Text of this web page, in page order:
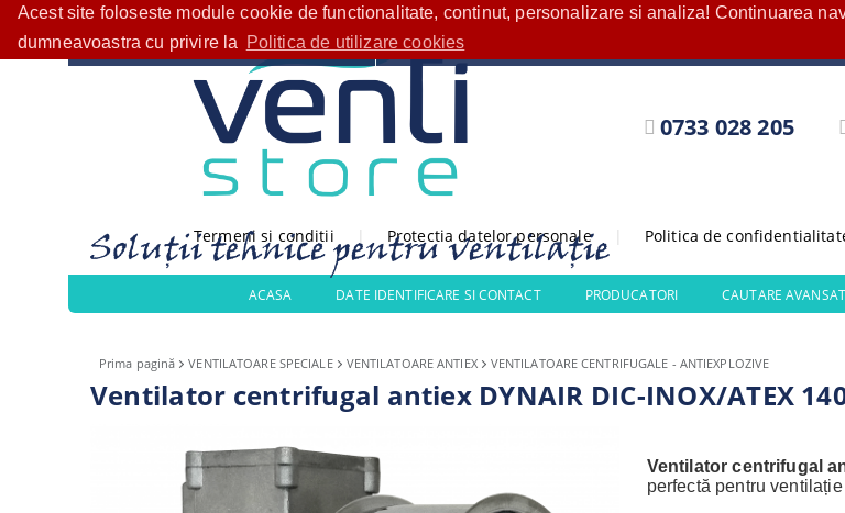
Acest site foloseste module cookie de functionalitate, continut, personalizare si analiza! Continuarea
dumneavoastra cu privire la
Politica de utilizare cookies
Bine ați venit!
0733 028 205
Termeni si conditii Protectia datelor personale Politica de
CATEGORII PRODUSE
ACASA DATE IDENTIFICARE SI CONTACT PRODUCATORI CAUTARE
Prima pagină VENTILATOARE SPECIALE VENTILATOARE ANTIEX VENTILATOARE CENTRIFUGALE - ANTIEXPLOZIVE
Ventilator centrifugal antiex DYNAIR DIC-INOX/ATEX
Ventilator centrifugal
perfectă pentru